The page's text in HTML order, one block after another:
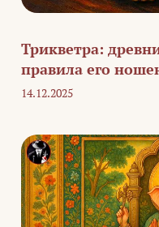
Трикветра:
правила его
14.12.2025